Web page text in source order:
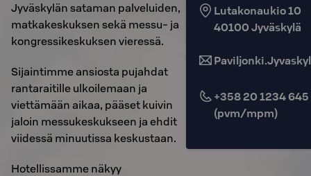
Jyväskylän sataman palveluiden,
matkakeskuksen sekä messu- ja
kongressikeskuksen vieressä.
Sijaintimme ansiosta pujahdat
rantaraitille ulkoilemaan ja
viettämään aikaa, pääset kuivin
jaloin messukeskukseen ja ehdit
viidessä minuutissa keskustaan.
Hotellissamme näkyy
Lutakonaukio 10
40100 Jyväskylä
+358 20 1234 645
(pvm/mpm)